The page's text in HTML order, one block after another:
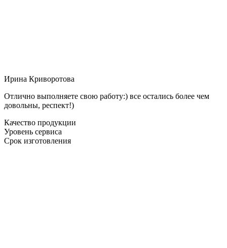
Ирина Криворотова
Отлично выполняете свою работу:) все остались более чем
довольны, респект!)
Качество продукции
Уровень сервиса
Срок изготовления